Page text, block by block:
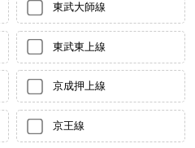
東武大師線
東武東上線
京成押上線
京王線